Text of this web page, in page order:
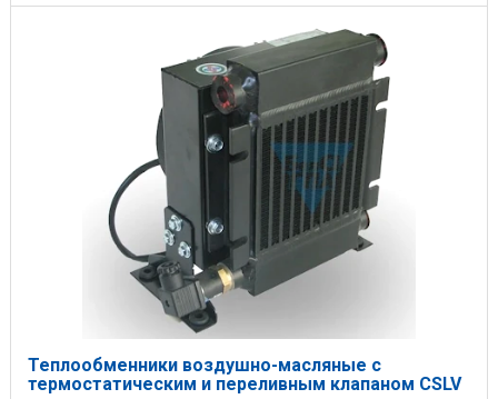
Теплообменники воздушно-масляные с
термостатическим и переливным клапаном CSLV